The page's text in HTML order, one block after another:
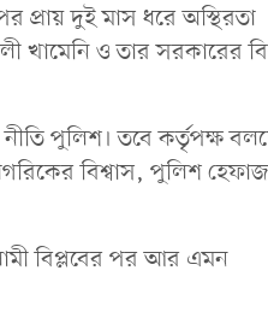
দুই মাস ধরে অস্থিরতা
খামেনি ও তার সরকারের
পুলিশ। তবে কর্তৃপক্ষ
বিশ্বাস, পুলিশ
বিপ্লবের পর আর এমন